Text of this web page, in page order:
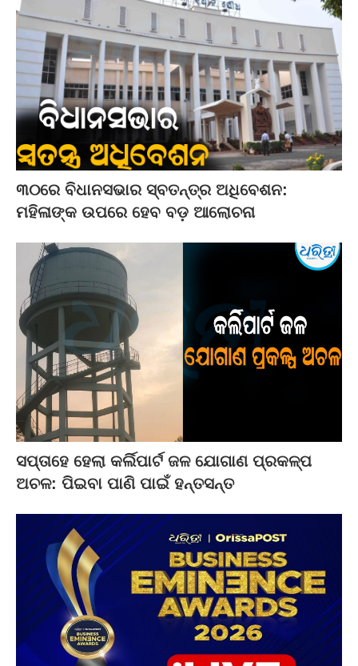
୩୦ରେ ବିଧାନସଭାର ସ୍ବତନ୍ତ୍ର ଅଧିବେଶନ:
ମହିଳାଙ୍କ ଉପରେ ହେବ ବଡ଼ ଆଲୋଚନା
ସପ୍ତାହେ ହେଲା କର୍ଲିପାର୍ଟ ଜଳ ଯୋଗାଣ ପ୍ରକଳ୍ପ
ଅଚଳ: ପିଇବା ପାଣି ପାଇଁ ହନ୍ତସନ୍ତ